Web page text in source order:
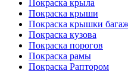
Покраска крыла
Покраска крыши
Покраска крышки
Покраска кузова
Покраска порогов
Покраска рамы
Покраска Раптором